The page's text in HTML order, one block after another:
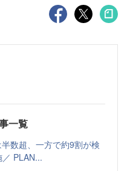
一覧
数超、一方で約9割が検
PLAN...